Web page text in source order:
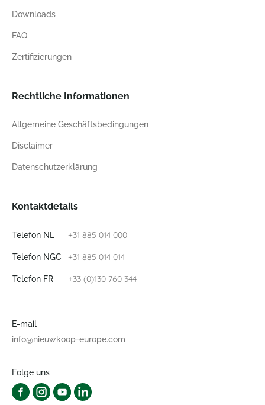
Downloads
FAQ
Zertifizierungen
Rechtliche Informationen
Allgemeine Geschäftsbedingungen
Disclaimer
Datenschutzerklärung
Kontaktdetails
Telefon NL +31 885 014 000
Telefon NGC +31 885 014 014
Telefon FR +33 (0)130 760 344
E-mail
info@nieuwkoop-europe.com
Folge uns